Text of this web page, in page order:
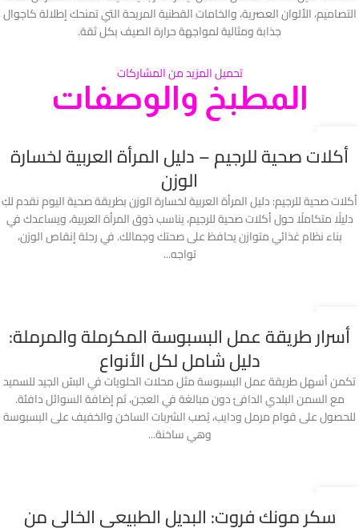
التصاميم، الألوان العصرية، والخامات القطنية المريحة التي تمنحك إطلالة كاجوال
جذابة ومثالية لمواجهة حرارة الصيف بكل ثقة.
تحميل المزيد من المشاركات
المطبخ والوصفات
18
أبريل
أكلات صحية للرجيم – دليل المرأة العربية لخسارة
الوزن
أكلات صحية للرجيم: دليل المرأة العربية لخسارة الوزن بطريقة صحية اليوم نقدم لكِ
دليلًا متكاملًا حول أكلات صحية للرجيم، يناسب ذوق المرأة العربية، ويساعدك في
بناء نظام غذائي متوازن يحافظ على صحتك وجمالك. في رحلة إنقاص الوزن،
تواجه...
22مايو
أسرار طريقة عمل البسبوسة المكرملة والمرملة:
دليل شامل لكل الأنواع
تكمن أسهل طريقة عمل البسبوسة مثل محلات الحلويات في البسّ الجيد للسميد
مع السمن البلدي الدافئ دون مبالغة في العجن، ثم إضافة السوائل دافئة.
للحصول على قوام مرمل ودايب، يُصب الشربات الساخن والخفيف على البسبوسة
وهي ساخنة...
نوفمبر
سكر مونك فروت: البديل الطبيعي الخالي من